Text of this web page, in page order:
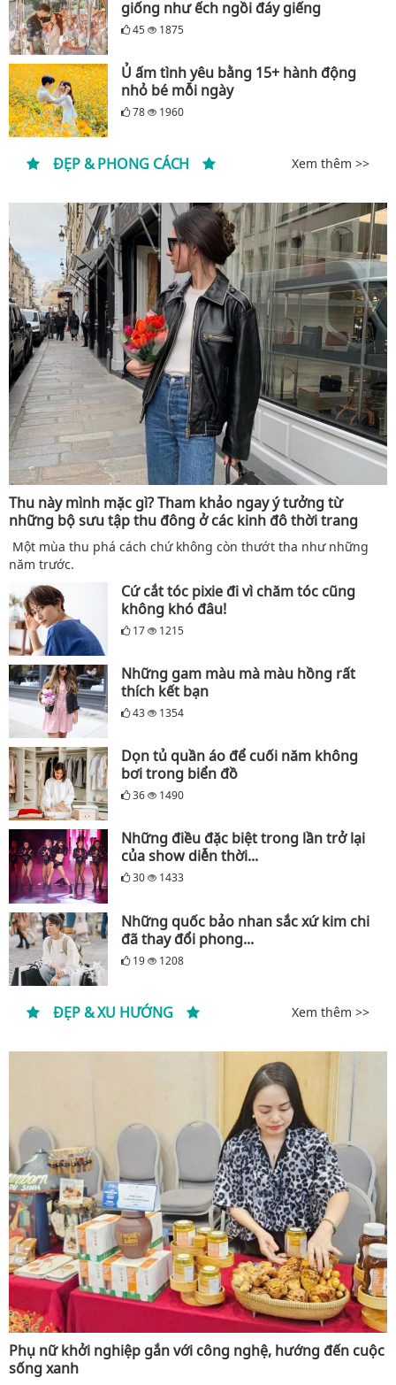
giống như ếch ngồi đáy giếng
45 1875
Ủ ấm tình yêu bằng 15+ hành động
nhỏ bé mỗi ngày
78 1960
ĐẸP & PHONG CÁCH Xem thêm >>
Thu này mình mặc gì? Tham khảo ngay ý tưởng từ
những bộ sưu tập thu đông ở các kinh đô thời trang
Một mùa thu phá cách chứ không còn thướt tha như những
năm trước.
Cứ cắt tóc pixie đi vì chăm tóc cũng
không khó đâu!
17 1215
Những gam màu mà màu hồng rất
thích kết bạn
43 1354
Dọn tủ quần áo để cuối năm không
bơi trong biển đồ
36 1490
Những điều đặc biệt trong lần trở lại
của show diễn thời...
30 1433
Những quốc bảo nhan sắc xứ kim chi
đã thay đổi phong...
19 1208
ĐẸP & XU HƯỚNG Xem thêm >>
Phụ nữ khởi nghiệp gắn với công nghệ, hướng đến cuộc
sống xanh